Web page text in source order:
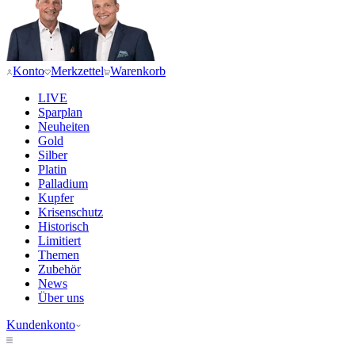
Konto Merkzettel Warenkorb
LIVE
Sparplan
Neuheiten
Gold
Silber
Platin
Palladium
Kupfer
Krisenschutz
Historisch
Limitiert
Themen
Zubehör
News
Über uns
Kundenkonto